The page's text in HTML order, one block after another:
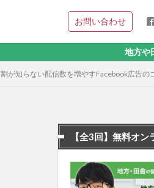
お問い合わせ
地方や田舎での経営・
が知らない配信数を増やすFacebook広告の
【全3回】無料オン